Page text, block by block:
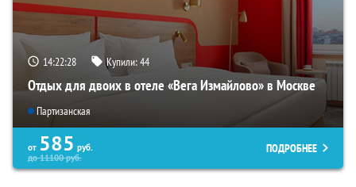
14:22:28 Купили:44
Отдых для двоих в отеле «Вега Измайлово» в Москве
Партизанская
от 585 руб.
до11100руб.
ПОДРОБНЕЕ